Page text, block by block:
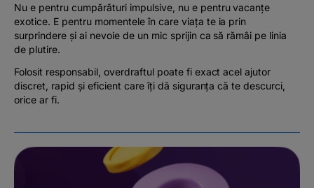
Nu e pentru cumpărături impulsive, nu e pentru vacanțe
exotice. E pentru momentele în care viața te ia prin
surprindere și ai nevoie de un mic sprijin ca să rămâi pe linia
de plutire.
Folosit responsabil, overdraftul poate fi exact acel ajutor
discret, rapid și eficient care îți dă siguranța că te descurci,
orice ar fi.